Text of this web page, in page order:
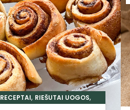
RECEPTAI, RIEŠUTAI UOGOS,